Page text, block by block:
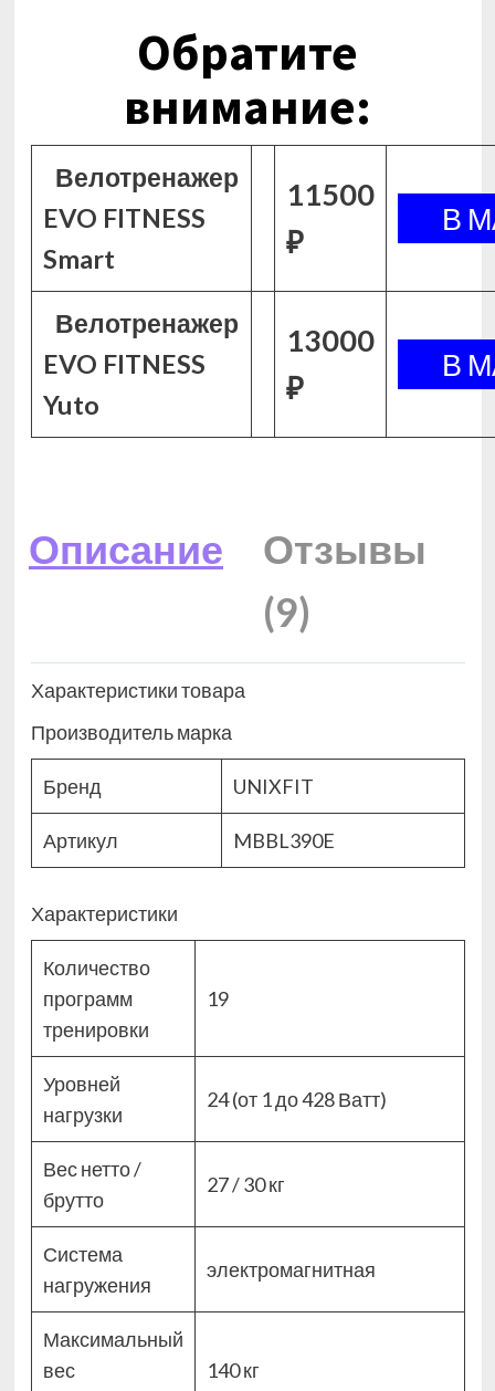
Обратите
внимание:
Велотренажер
EVO FITNESS
Smart
11500
₽
Велотренажер
EVO FITNESS
Yuto
13000
₽
Описание
Отзывы
(9)
Характеристики товара
Производитель марка
Бренд UNIXFIT
Артикул MBBL390E
Характеристики
Количество
программ
тренировки
19
Уровней
нагрузки
24 (от 1 до 428 Ватт)
Вес нетто /
брутто
27 / 30 кг
Система
нагружения
электромагнитная
Максимальный
вес
140 кг